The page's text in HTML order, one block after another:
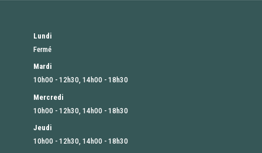
Lundi
Fermé
Mardi
10h00 - 12h30, 14h00 - 18h30
Mercredi
10h00 - 12h30, 14h00 - 18h30
Jeudi
10h00 - 12h30, 14h00 - 18h30